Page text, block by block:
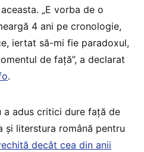
„E vorba de o
4 ani pe cronologie,
iertat să-mi fie paradoxul,
de față”, a declarat
.
a adus critici dure față de
și literstura română pentru
decât cea din anii